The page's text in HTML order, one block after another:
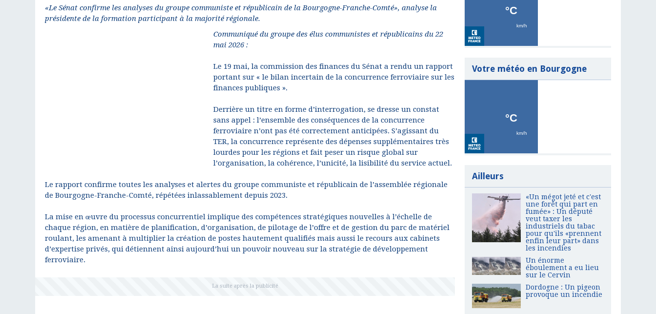
«Le Sénat confirme les analyses du groupe communiste et républicain de la Bourgogne-Franche-Comté», analyse la
présidente de la formation participant à la majorité régionale.
Communiqué du groupe des élus communistes et républicains du 22
mai 2026 :
Le 19 mai, la commission des finances du Sénat a rendu un rapport
portant sur « le bilan incertain de la concurrence ferroviaire sur les
finances publiques ».
Derrière un titre en forme d’interrogation, se dresse un constat
sans appel : l’ensemble des conséquences de la concurrence
ferroviaire n’ont pas été correctement anticipées. S’agissant du
TER, la concurrence représente des dépenses supplémentaires très
lourdes pour les régions et fait peser un risque global sur
l’organisation, la cohérence, l’unicité, la lisibilité du service actuel.
Le rapport confirme toutes les analyses et alertes du groupe communiste et républicain de l’assemblée régionale
de Bourgogne-Franche-Comté, répétées inlassablement depuis 2023.
La mise en œuvre du processus concurrentiel implique des compétences stratégiques nouvelles à l’échelle de
chaque région, en matière de planification, d’organisation, de pilotage de l’offre et de gestion du parc de matériel
roulant, les amenant à multiplier la création de postes hautement qualifiés mais aussi le recours aux cabinets
d’expertise privés, qui détiennent ainsi aujourd’hui un pouvoir nouveau sur la stratégie de développement
ferroviaire.
Votre météo en Bourgogne
Ailleurs
«Un mégot jeté et c'est
une forêt qui part en
fumée» : Un député
veut taxer les
industriels du tabac
pour qu'ils «prennent
enfin leur part» dans
les incendies
Un énorme
éboulement a eu lieu
sur le Cervin
Dordogne : Un pigeon
provoque un incendie